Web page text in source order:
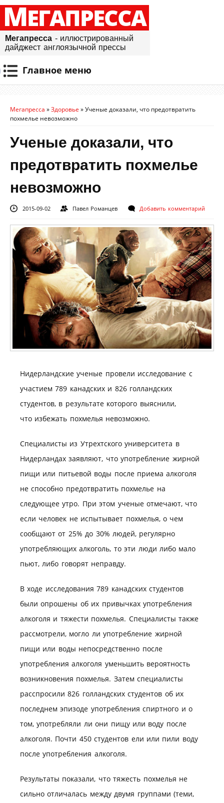
МЕГАПРЕССА
Мегапресса - иллюстрированный
дайджест англоязычной прессы
Главное меню
Мегапресса »Здоровье »Ученые доказали, что предотвратить
похмелье невозможно
Ученые доказали, что
предотвратить похмелье
невозможно
2015-09-02 Павел Романцев Добавить комментарий
Нидерландские ученые провели исследование с
участием 789 канадских и 826 голландских
студентов, в результате которого выяснили,
что избежать похмелья невозможно.
Специалисты из Утрехтского университета в
Нидерландах заявляют, что употребление жирной
пищи или питьевой воды после приема алкоголя
не способно предотвратить похмелье на
следующее утро. При этом ученые отмечают, что
если человек не испытывает похмелья, о чем
сообщают от 25% до 30% людей, регулярно
употребляющих алкоголь, то эти люди либо мало
пьют, либо говорят неправду.
В ходе исследования 789 канадских студентов
были опрошены об их привычках употребления
алкоголя и тяжести похмелья. Специалисты также
рассмотрели, могло ли употребление жирной
пищи или воды непосредственно после
употребления алкоголя уменьшить вероятность
возникновения похмелья. Затем специалисты
расспросили 826 голландских студентов об их
последнем эпизоде употребления спиртного и о
том, употребляли ли они пищу или воду после
алкоголя. Почти 450 студентов ели или пили воду
после употребления алкоголя.
Результаты показали, что тяжесть похмелья не
сильно отличалась между двумя группами (теми,